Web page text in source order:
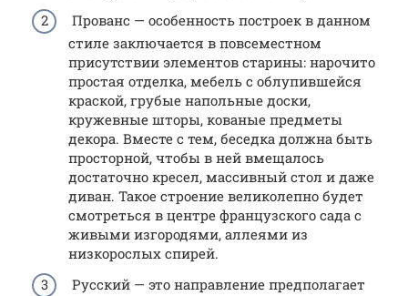
Прованс — особенность построек в данном
стиле заключается в повсеместном
присутствии элементов старины: нарочито
простая отделка, мебель с облупившейся
краской, грубые напольные доски,
кружевные шторы, кованые предметы
декора. Вместе с тем, беседка должна быть
просторной, чтобы в ней вмещалось
достаточно кресел, массивный стол и даже
диван. Такое строение великолепно будет
смотреться в центре французского сада с
живыми изгородями, аллеями из
низкорослых спирей.
Русский — это направление предполагает